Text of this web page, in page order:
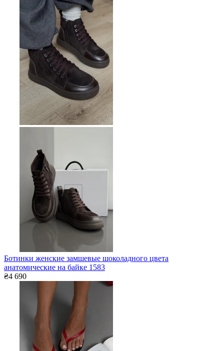
Ботинки женские замшевые шоколадного цвета
анатомические на байке 1583
₴4 690